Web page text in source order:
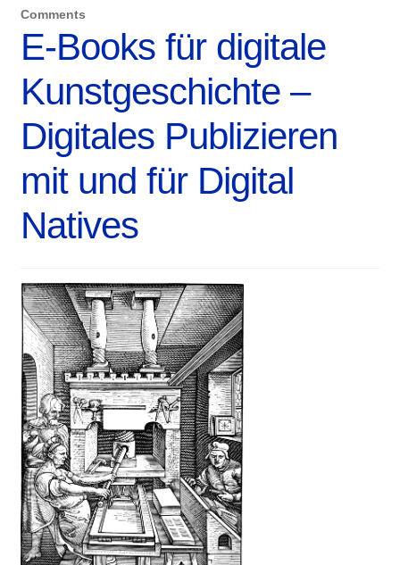
Informationen
Comments
E-Books für digitale
Kunstgeschichte –
Digitales Publizieren
mit und für Digital
Natives